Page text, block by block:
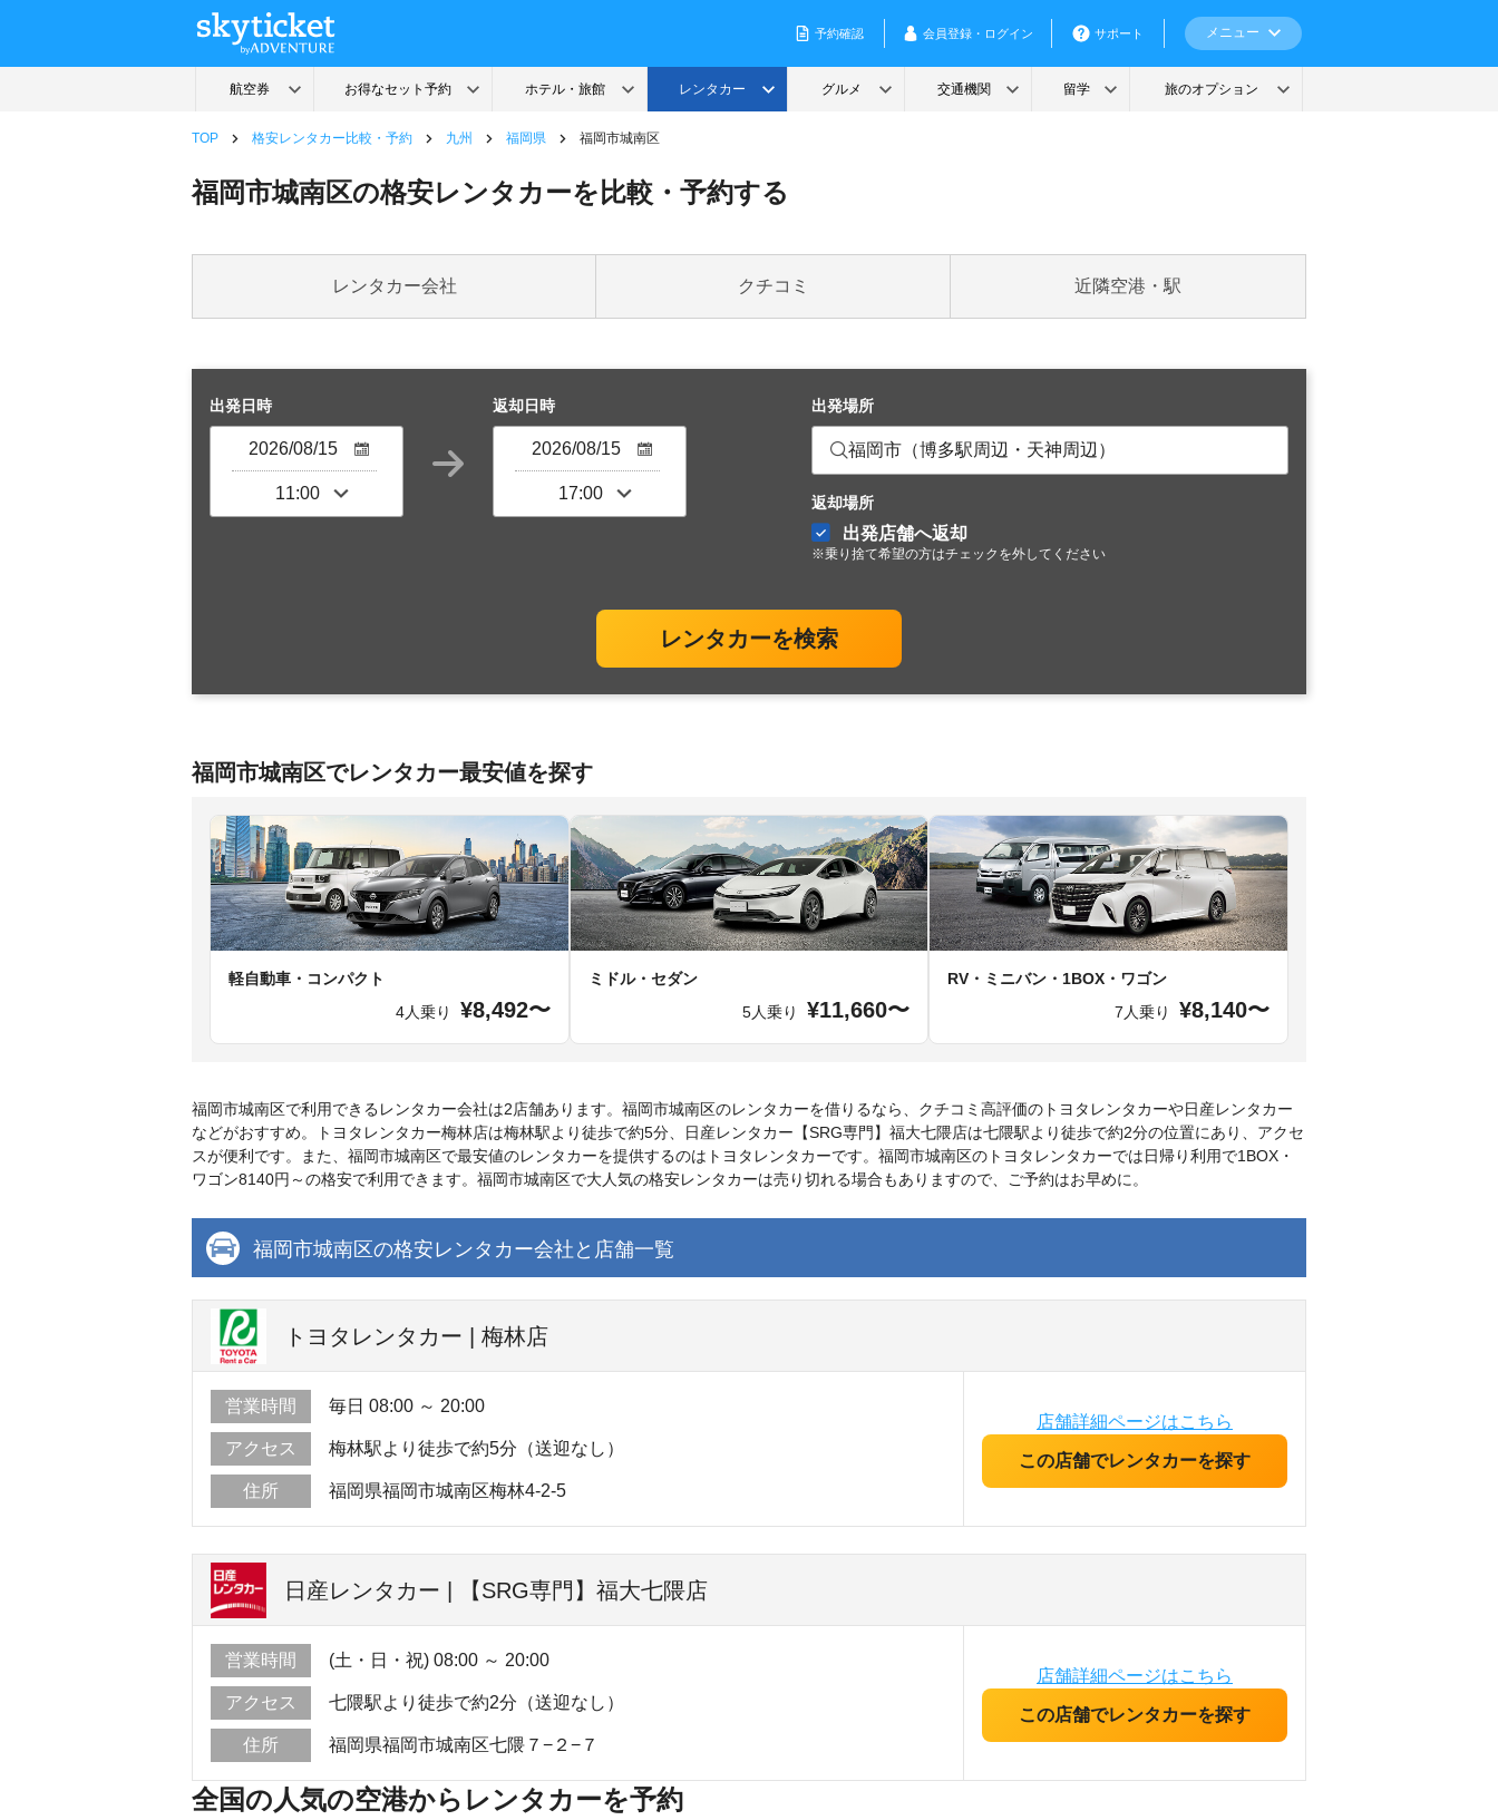
TOP 格安レンタカー比較・予約 九州 福岡県 福岡市城南区
福岡市城南区の格安レンタカーを比較・予約する
レンタカー会社 クチコミ 近隣空港・駅
出発日時 返却日時 出発場所
福岡市（博多駅周辺・天神周辺）
返却場所
出発店舗へ返却
※乗り捨て希望の方はチェックを外してください
レンタカーを検索
福岡市城南区でレンタカー最安値を探す
軽自動車・コンパクト
4人乗り
¥8,492〜
ミドル・セダン
5人乗り
¥11,660〜
RV・ミニバン・1BOX・ワゴン
7人乗り
¥8,140〜
福岡市城南区で利用できるレンタカー会社は2店舗あります。福岡市城南区のレンタカーを借りるなら、クチコミ高評価のトヨタレンタカーや日産レンタカー
などがおすすめ。トヨタレンタカー梅林店は梅林駅より徒歩で約5分、日産レンタカー【SRG専門】福大七隈店は七隈駅より徒歩で約2分の位置にあり、アクセ
スが便利です。また、福岡市城南区で最安値のレンタカーを提供するのはトヨタレンタカーです。福岡市城南区のトヨタレンタカーでは日帰り利用で1BOX・
ワゴン8140円～の格安で利用できます。福岡市城南区で大人気の格安レンタカーは売り切れる場合もありますので、ご予約はお早めに。
福岡市城南区の格安レンタカー会社と店舗一覧
トヨタレンタカー | 梅林店
営業時間 毎日 08:00 ～ 20:00
アクセス 梅林駅より徒歩で約5分（送迎なし）
住所 福岡県福岡市城南区梅林4-2-5
店舗詳細ページはこちら
この店舗でレンタカーを探す
日産レンタカー | 【SRG専門】福大七隈店
営業時間 (土・日・祝) 08:00 ～ 20:00
アクセス 七隈駅より徒歩で約2分（送迎なし）
住所 福岡県福岡市城南区七隈７−２−７
店舗詳細ページはこちら
この店舗でレンタカーを探す
全国の人気の空港からレンタカーを予約